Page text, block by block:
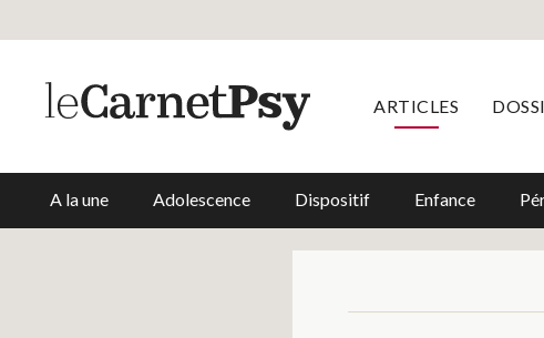
ARTICLES
A la une Adolescence Dispositif Enfance